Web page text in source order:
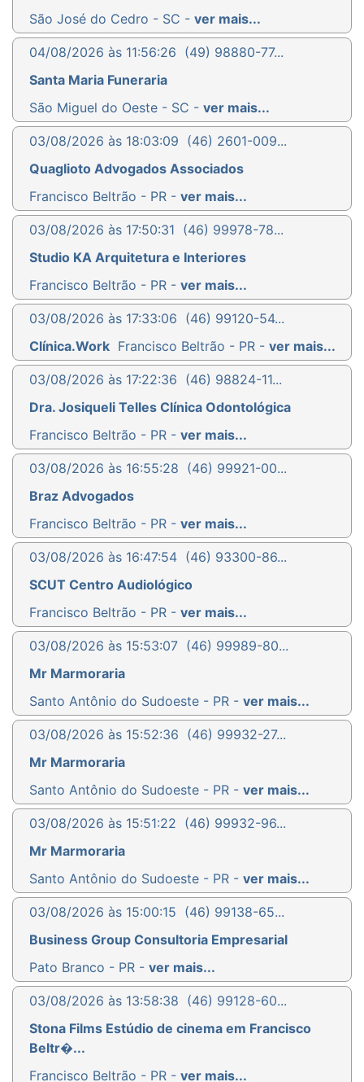
São José do Cedro - SC - ver mais...
04/08/2026 às 11:56:26 (49) 98880-77...
Santa Maria Funeraria
São Miguel do Oeste - SC - ver mais...
03/08/2026 às 18:03:09 (46) 2601-009...
Quaglioto Advogados Associados
Francisco Beltrão - PR - ver mais...
03/08/2026 às 17:50:31 (46) 99978-78...
Studio KA Arquitetura e Interiores
Francisco Beltrão - PR - ver mais...
03/08/2026 às 17:33:06 (46) 99120-54...
Clínica.Work Francisco Beltrão - PR - ver mais...
03/08/2026 às 17:22:36 (46) 98824-11...
Dra. Josiqueli Telles Clínica Odontológica
Francisco Beltrão - PR - ver mais...
03/08/2026 às 16:55:28 (46) 99921-00...
Braz Advogados
Francisco Beltrão - PR - ver mais...
03/08/2026 às 16:47:54 (46) 93300-86...
SCUT Centro Audiológico
Francisco Beltrão - PR - ver mais...
03/08/2026 às 15:53:07 (46) 99989-80...
Mr Marmoraria
Santo Antônio do Sudoeste - PR - ver mais...
03/08/2026 às 15:52:36 (46) 99932-27...
Mr Marmoraria
Santo Antônio do Sudoeste - PR - ver mais...
03/08/2026 às 15:51:22 (46) 99932-96...
Mr Marmoraria
Santo Antônio do Sudoeste - PR - ver mais...
03/08/2026 às 15:00:15 (46) 99138-65...
Business Group Consultoria Empresarial
Pato Branco - PR - ver mais...
03/08/2026 às 13:58:38 (46) 99128-60...
Stona Films Estúdio de cinema em Francisco
Beltr�...
Francisco Beltrão - PR - ver mais...